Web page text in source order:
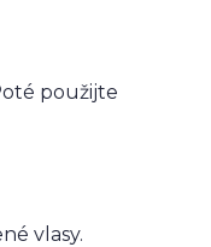
použijte
vlasy.